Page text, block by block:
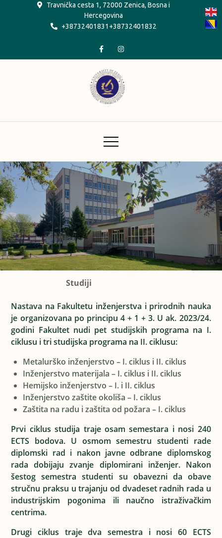
Travnička cesta 1, 72000 Zenica, Bosna i
Hercegovina
+38732401831+38732401832
Studiji
Nastava na Fakultetu inženjerstva i prirodnih nauka
je organizovana po principu 4 + 1 + 3. U ak. 2023/24.
godini Fakultet nudi pet studijskih programa na I.
ciklusu i tri studijska programa na II. ciklusu:
Metalurško inženjerstvo – I. ciklus i II. ciklus
Inženjerstvo materijala – I. ciklus i II. ciklus
Hemijsko inženjerstvo – I. i II. ciklus
Inženjerstvo zaštite okoliša – I. ciklus
Zaštita na radu i zaštita od požara – I. ciklus
Prvi ciklus studija traje osam semestara i nosi 240
ECTS bodova. U osmom semestru studenti rade
diplomski rad i nakon javne odbrane diplomskog
rada dobijaju zvanje diplomirani inženjer. Nakon
šestog semestra studenti su obavezni da obave
stručnu praksu u trajanju od dvadeset radnih rada u
industrijskim pogonima ili naučno istraživačkim
centrima.
Drugi ciklus traje dva semestra i nosi 60 ECTS